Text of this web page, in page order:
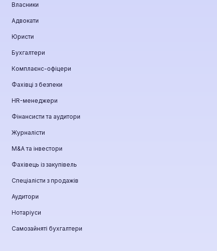
Власники
Адвокати
Юристи
Бухгалтери
Комплаєнс-офіцери
Фахівці з безпеки
HR-менеджери
Фінансисти та аудитори
Журналісти
М&A та інвестори
Фахівець із закупівель
Спеціалісти з продажів
Аудитори
Нотаріуси
Самозайняті бухгалтери